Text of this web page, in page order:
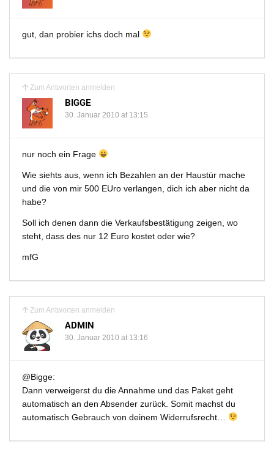
gut, dan probier ichs doch mal
Zum Antworten anmelden
BIGGE
30. Januar 2010 at 13:15
nur noch ein Frage
Wie siehts aus, wenn ich Bezahlen an der Haustür mache
und die von mir 500 EUro verlangen, dich ich aber nicht da
habe?
Soll ich denen dann die Verkaufsbestätigung zeigen, wo
steht, dass des nur 12 Euro kostet oder wie?
mfG
Zum Antworten anmelden
ADMIN
30. Januar 2010 at 13:16
@Bigge:
Dann verweigerst du die Annahme und das Paket geht
automatisch an den Absender zurück. Somit machst du
automatisch Gebrauch von deinem Widerrufsrecht…